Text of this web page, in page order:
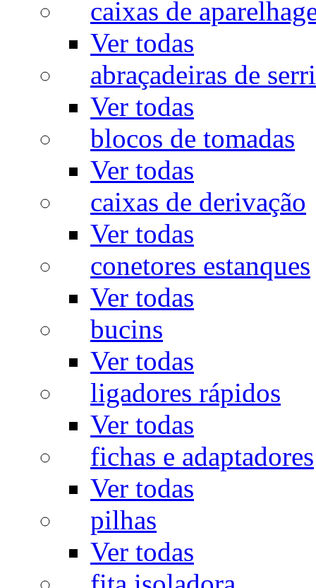
caixas de
Ver todas
abraçadeiras de
Ver todas
blocos de tomadas
Ver todas
caixas de derivação
Ver todas
conetores estanques
Ver todas
bucins
Ver todas
ligadores rápidos
Ver todas
fichas e adaptadores
Ver todas
pilhas
Ver todas